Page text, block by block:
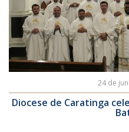
24 de
Diocese de Caratinga